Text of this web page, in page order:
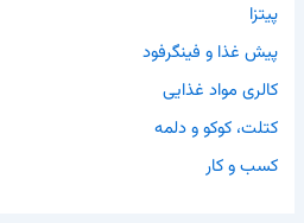
پیتزا
پیش غذا و فینگرفود
کالری مواد غذایی
کتلت، کوکو و دلمه
کسب و کار